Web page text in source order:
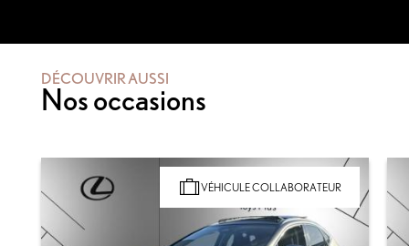
DÉCOUVRIR AUSSI
Nos occasions
VÉHICULE COLLABORATEUR